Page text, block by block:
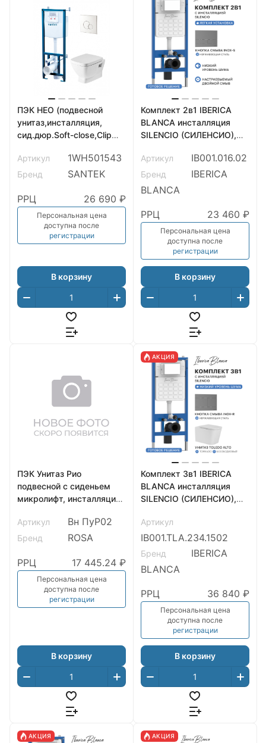
ПЭК НЕО (подвесной
унитаз,инсталляция,
сид.дюр.Soft-close,Clip
глянец),САНТЕК
Артикул 1WH501543
Бренд SANTEK
РРЦ 26 690 ₽
Персональная цена
доступна после
регистрации
В корзину
Комплект 2в1 IBERICA
BLANCA инсталляция
SILENCIO (СИЛЕНСИО),
(ИНОКС-С) вороненая
сталь (IB001.016.02)
Артикул IB001.016.02
Бренд
IBERICA
BLANCA
РРЦ 23 460 ₽
Персональная цена
доступна после
регистрации
В корзину
ПЭК Унитаз Рио
подвесной с сиденьем
микролифт, инсталляция
кнопки) ROSA
Артикул Вн ПуР02
Бренд ROSA
РРЦ 17 445.24 ₽
Персональная цена
доступна после
регистрации
В корзину
АКЦИЯ
Комплект 3в1 IBERICA
BLANCA инсталляция
SILENCIO (СИЛЕНСИО),
(ТОЛЕДО АЛЬТО) белый,
кнопка смыва INOX-R
(ИНОКС-Р) вороненая
сталь
(IB001.TLA.234.1502)
Артикул
IB001.TLA.234.1502
Бренд
IBERICA
BLANCA
РРЦ 36 840 ₽
Персональная цена
доступна после
регистрации
В корзину
АКЦИЯ АКЦИЯ